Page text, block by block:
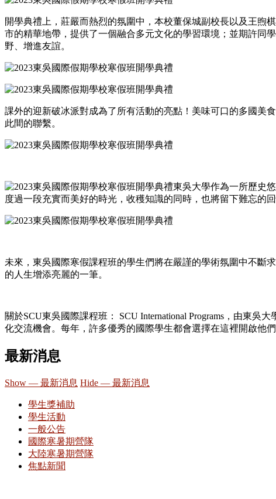
開學典禮上，莊嚴而熱烈的氛圍中， 本校董保城副校長以及 王煦棋
市的精華地帶， 提供了一個融合多元文化的學習環境；並期許同
野、增進友誼。
課外的迎新破冰派對成為了所有活動的亮點 ！ 美味可口的多國美
此間的聯繫。
東吳大學作為一所歷史
度過一段充實而美好的時光，收穫知識的同時，也將留下難忘的回
未來，東吳國際寒假課程班的學生們將在嚴謹的學術氛圍中不斷
的人生增添亮麗的一筆。
關於SCU東吳國際課程班： SCU International Programs， 由東吳大
化交流機會。每年，許多優秀的國際學生都會選擇在這裡開啟他
最新消息
Show — 最新消息 Hide — 最新消息
學生獎補助
學生活動
一般公告
國際寒暑期營隊
大陸寒暑期營隊
焦點新聞